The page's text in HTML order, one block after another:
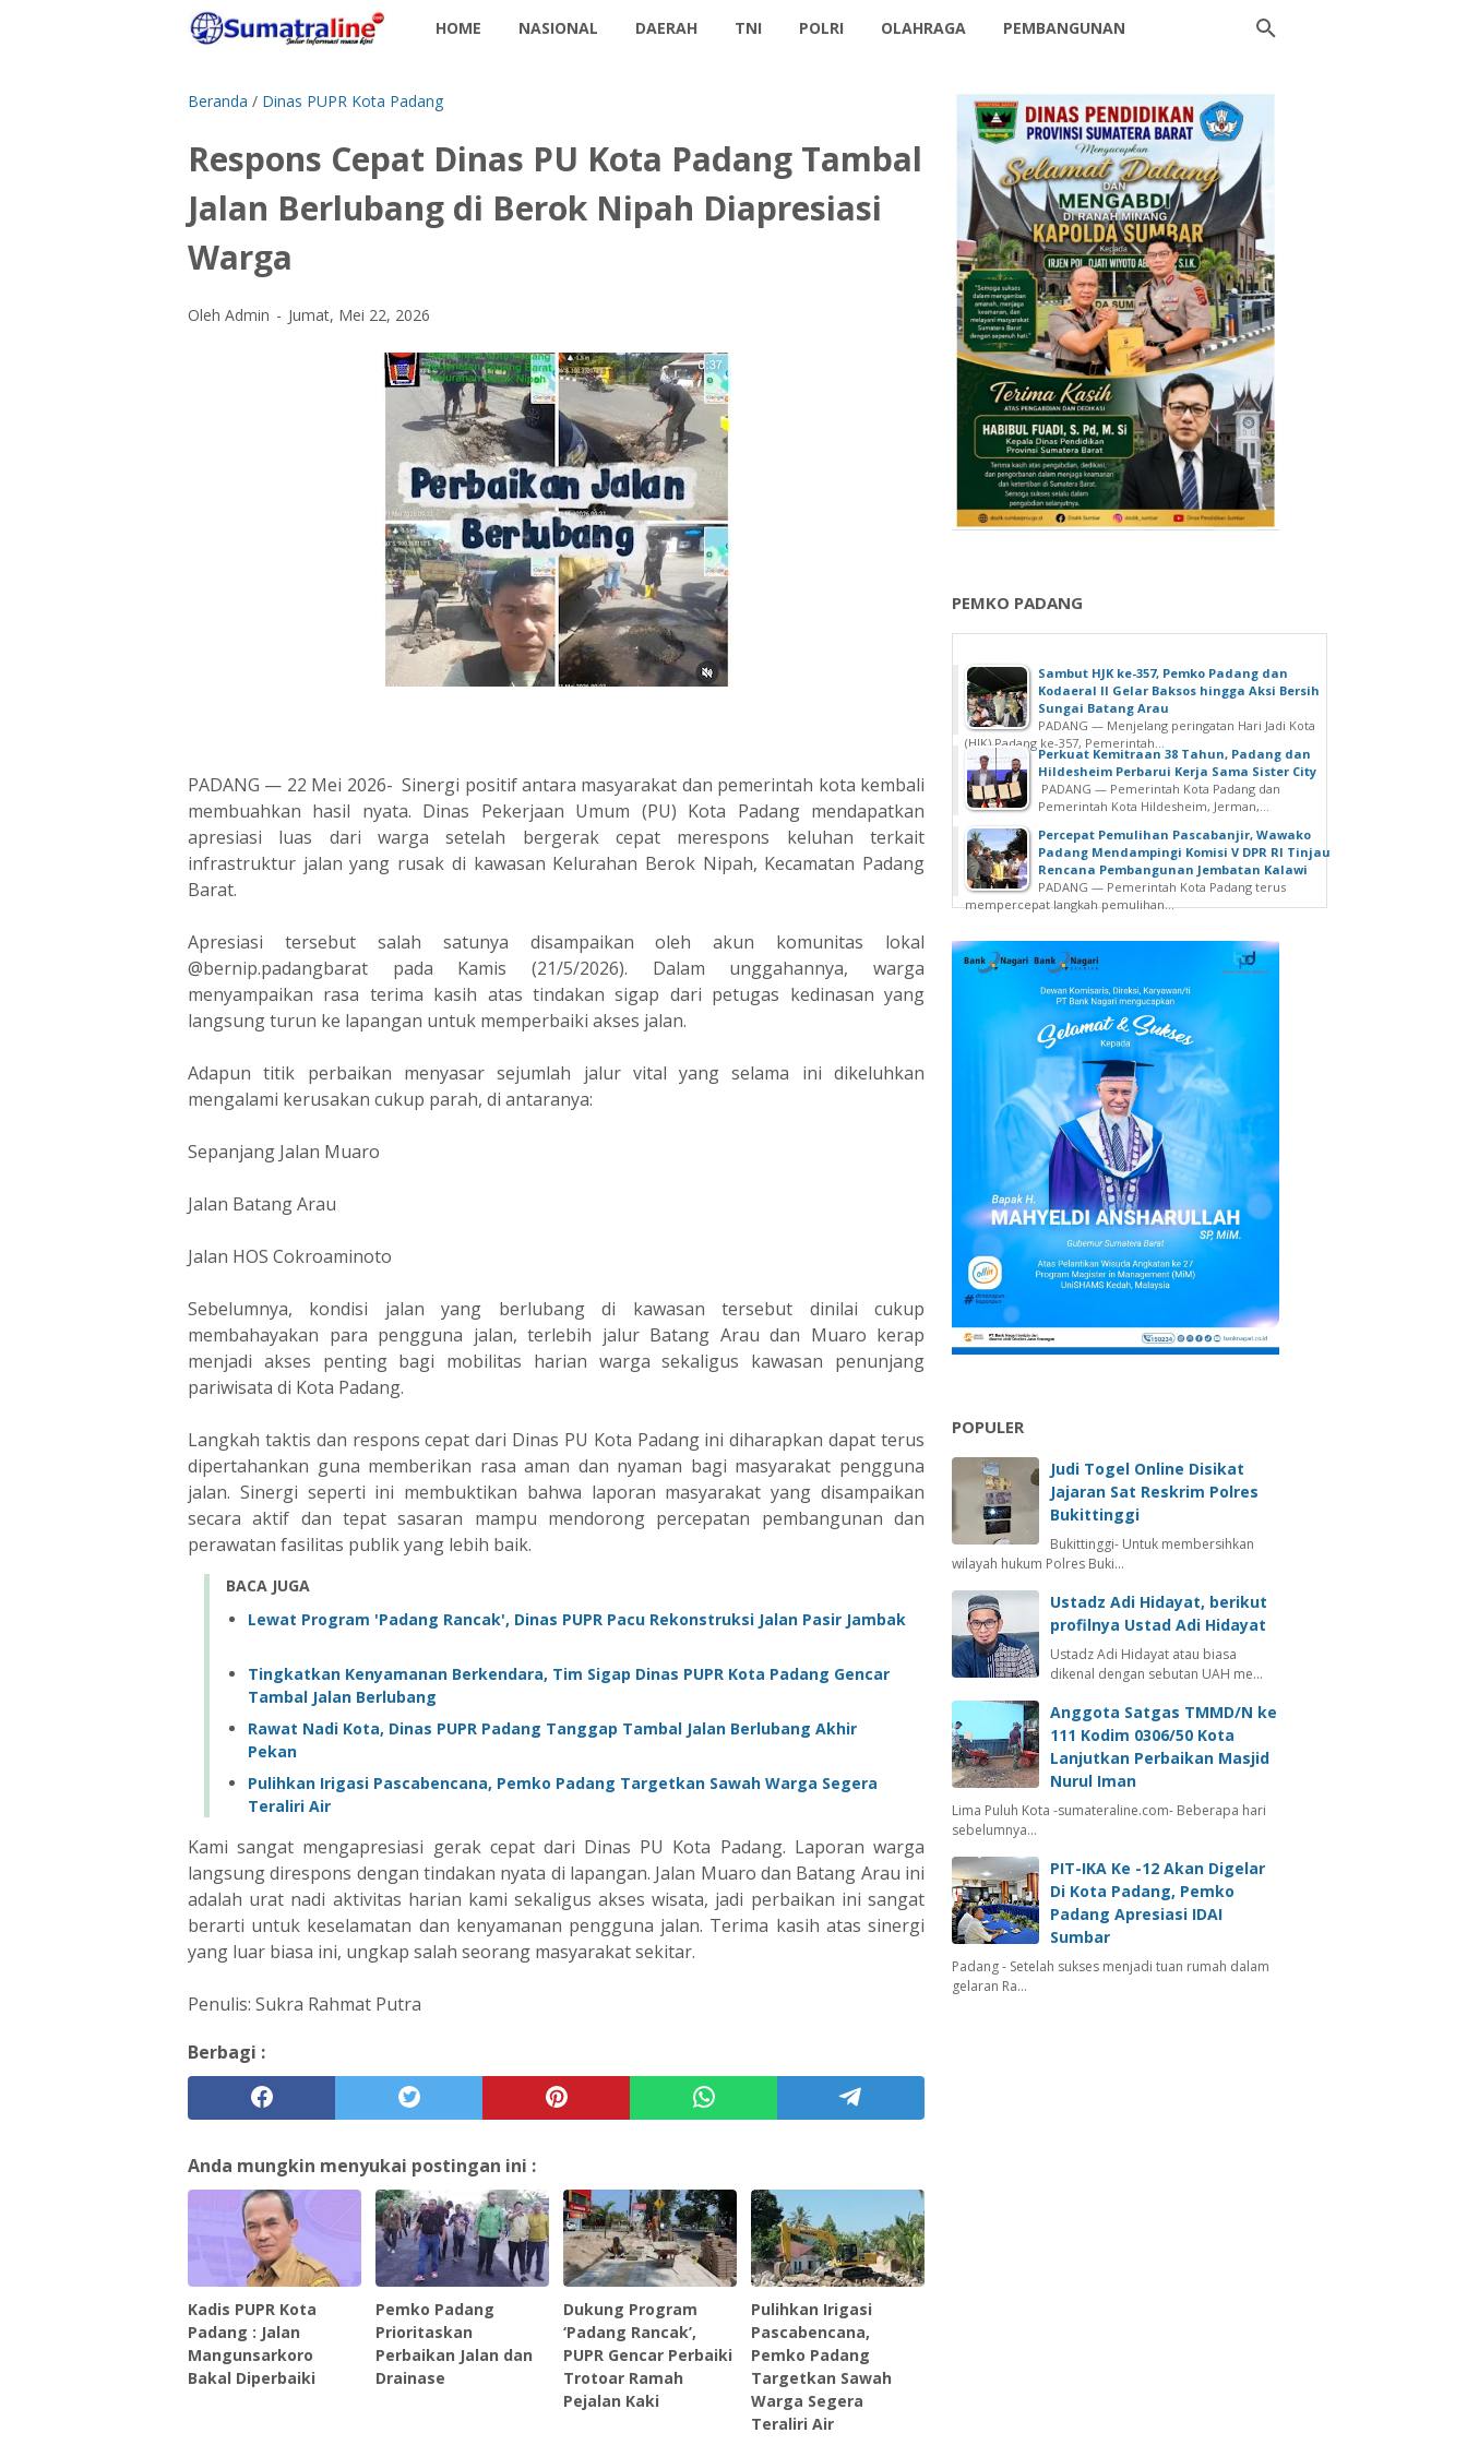
HOME NASIONAL DAERAH TNI POLRI OLAHRAGA PEMBANGUNAN
Beranda / Dinas PUPR Kota Padang
Respons Cepat Dinas PU Kota Padang Tambal
Jalan Berlubang di Berok Nipah Diapresiasi
Warga
Oleh Admin Jumat, Mei 22, 2026
PADANG — 22 Mei 2026- Sinergi positif antara masyarakat dan pemerintah kota kembali
membuahkan hasil nyata. Dinas Pekerjaan Umum (PU) Kota Padang mendapatkan
apresiasi luas dari warga setelah bergerak cepat merespons keluhan terkait
infrastruktur jalan yang rusak di kawasan Kelurahan Berok Nipah, Kecamatan Padang
Barat.
‎Apresiasi tersebut salah satunya disampaikan oleh akun komunitas lokal
@bernip.padangbarat pada Kamis (21/5/2026). Dalam unggahannya, warga
menyampaikan rasa terima kasih atas tindakan sigap dari petugas kedinasan yang
langsung turun ke lapangan untuk memperbaiki akses jalan.
‎Adapun titik perbaikan menyasar sejumlah jalur vital yang selama ini dikeluhkan
mengalami kerusakan cukup parah, di antaranya:
‎Sepanjang Jalan Muaro
‎Jalan Batang Arau
‎Jalan HOS Cokroaminoto
‎Sebelumnya, kondisi jalan yang berlubang di kawasan tersebut dinilai cukup
membahayakan para pengguna jalan, terlebih jalur Batang Arau dan Muaro kerap
menjadi akses penting bagi mobilitas harian warga sekaligus kawasan penunjang
pariwisata di Kota Padang.
‎Langkah taktis dan respons cepat dari Dinas PU Kota Padang ini diharapkan dapat terus
dipertahankan guna memberikan rasa aman dan nyaman bagi masyarakat pengguna
jalan. Sinergi seperti ini membuktikan bahwa laporan masyarakat yang disampaikan
secara aktif dan tepat sasaran mampu mendorong percepatan pembangunan dan
perawatan fasilitas publik yang lebih baik.
BACA JUGA
Lewat Program 'Padang Rancak', Dinas PUPR Pacu Rekonstruksi Jalan Pasir Jambak
Tingkatkan Kenyamanan Berkendara, Tim Sigap Dinas PUPR Kota Padang Gencar
Tambal Jalan Berlubang
Rawat Nadi Kota, Dinas PUPR Padang Tanggap Tambal Jalan Berlubang Akhir
Pekan
Pulihkan Irigasi Pascabencana, Pemko Padang Targetkan Sawah Warga Segera
Teraliri Air
Kami sangat mengapresiasi gerak cepat dari Dinas PU Kota Padang. Laporan warga
langsung direspons dengan tindakan nyata di lapangan. Jalan Muaro dan Batang Arau ini
adalah urat nadi aktivitas harian kami sekaligus akses wisata, jadi perbaikan ini sangat
berarti untuk keselamatan dan kenyamanan pengguna jalan. Terima kasih atas sinergi
yang luar biasa ini, ungkap salah seorang masyarakat sekitar.
Penulis: Sukra Rahmat Putra
Berbagi :
Anda mungkin menyukai postingan ini :
Kadis PUPR Kota
Padang : Jalan
Mangunsarkoro
Bakal Diperbaiki
Pemko Padang
Prioritaskan
Perbaikan Jalan dan
Drainase
Dukung Program
‘Padang Rancak’,
PUPR Gencar Perbaiki
Trotoar Ramah
Pejalan Kaki
Pulihkan Irigasi
Pascabencana,
Pemko Padang
Targetkan Sawah
Warga Segera
Teraliri Air
PEMKO PADANG
Sambut HJK ke-357, Pemko Padang dan
Kodaeral II Gelar Baksos hingga Aksi Bersih
Sungai Batang Arau
PADANG — Menjelang peringatan Hari Jadi Kota
(HJK) Padang ke-357, Pemerintah...
Perkuat Kemitraan 38 Tahun, Padang dan
Hildesheim Perbarui Kerja Sama Sister City
PADANG — Pemerintah Kota Padang dan
Pemerintah Kota Hildesheim, Jerman,...
Percepat Pemulihan Pascabanjir, Wawako
Padang Mendampingi Komisi V DPR RI Tinjau
Rencana Pembangunan Jembatan Kalawi
PADANG — Pemerintah Kota Padang terus
mempercepat langkah pemulihan...
POPULER
Judi Togel Online Disikat
Jajaran Sat Reskrim Polres
Bukittinggi
Bukittinggi- Untuk membersihkan
wilayah hukum Polres Buki…
Ustadz Adi Hidayat, berikut
profilnya Ustad Adi Hidayat
Ustadz Adi Hidayat atau biasa
dikenal dengan sebutan UAH me…
Anggota Satgas TMMD/N ke
111 Kodim 0306/50 Kota
Lanjutkan Perbaikan Masjid
Nurul Iman
Lima Puluh Kota -sumateraline.com- Beberapa hari
sebelumnya…
PIT-IKA Ke -12 Akan Digelar
Di Kota Padang, Pemko
Padang Apresiasi IDAI
Sumbar
Padang - Setelah sukses menjadi tuan rumah dalam
gelaran Ra…